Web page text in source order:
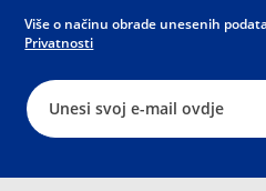
Više o načinu obrade unesenih
Privatnosti